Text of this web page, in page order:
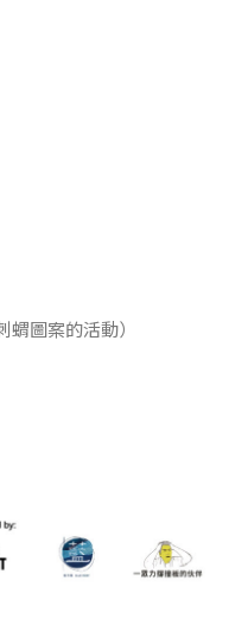
圖案的活動）